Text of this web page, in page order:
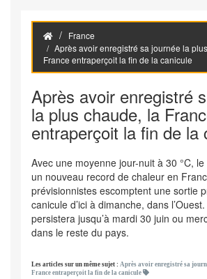
France
Après avoir enregistré sa journée la
France entraperçoit la fin de la canicule
Après avoir enregistré
la plus chaude, la
entraperçoit la fin de la
Avec une moyenne jour-nuit à 30 °C,
un nouveau record de chaleur en
prévisionnistes escomptent une sortie
canicule d’ici à dimanche, dans
persistera jusqu’à mardi 30 juin ou
dans le reste du pays.
Les articles sur un même sujet : Après avoir enregistré sa
France entraperçoit la fin de la canicule